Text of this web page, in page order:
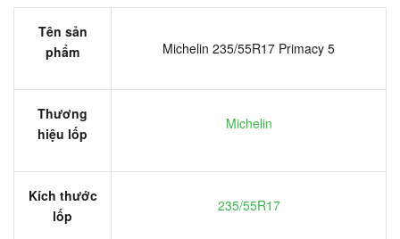
Tên sản
phẩm
Michelin 235/55R17 Primacy 5
Thương
hiệu lốp
Michelin
Kích thước
lốp
235/55R17